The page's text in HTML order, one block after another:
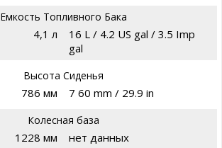
Емкость Топливного Бака
4,1 л
16 L / 4.2 US gal / 3.5 Imp
gal
Высота Сиденья
786 мм 7 60 mm / 29.9 in
Колесная база
1228 мм нет данных